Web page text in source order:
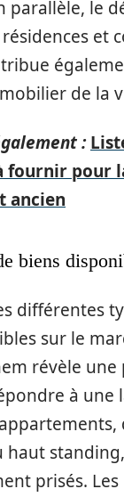
parallèle, le
et
de la
:
fournir pour
ancien
biens
différentes
sur le
révèle une
à une
haut
prisés.